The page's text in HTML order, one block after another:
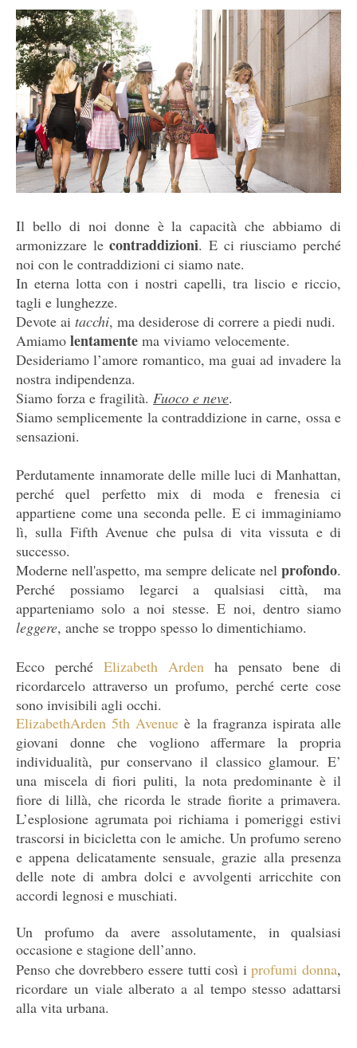
Il bello di noi donne è la capacità che abbiamo di
armonizzare lecontraddizioni. E ci riusciamo perché
noi con le contraddizioni ci siamo nate.
In eterna lotta con i nostri capelli, tra liscio e riccio,
tagli e lunghezze.
Devote ai tacchi, ma desiderose di correre a piedi nudi.
Amiamo lentamente ma viviamo velocemente.
Desideriamo l’amore romantico, ma guai ad invadere la
nostra indipendenza.
Siamo forza e fragilità. Fuoco e neve.
Siamo semplicemente la contraddizione in carne, ossa e
sensazioni.
Perdutamente innamorate delle mille luci di Manhattan,
perché quel perfetto mix di moda e frenesia ci
appartiene come una seconda pelle. E ci immaginiamo
lì, sulla Fifth Avenue che pulsa di vita vissuta e di
successo.
Moderne nell'aspetto, ma sempre delicate nel profondo.
Perché possiamo legarci a qualsiasi città, ma
apparteniamo solo a noi stesse. E noi, dentro siamo
leggere, anche se troppo spesso lo dimentichiamo.
Ecco perché Elizabeth Arden ha pensato bene di
ricordarcelo attraverso un profumo, perché certe cose
sono invisibili agli occhi.
ElizabethArden 5th Avenue è la fragranza ispirata alle
giovani donne che vogliono affermare la propria
individualità, pur conservano il classico glamour. E’
una miscela di fiori puliti, la nota predominante è il
fiore di lillà, che ricorda le strade fiorite a primavera.
L’esplosione agrumata poi richiama i pomeriggi estivi
trascorsi in bicicletta con le amiche. Un profumo sereno
e appena delicatamente sensuale, grazie alla presenza
delle note di ambra dolci e avvolgenti arricchite con
accordi legnosi e muschiati.
Un profumo da avere assolutamente, in qualsiasi
occasione e stagione dell’anno.
Penso che dovrebbero essere tutti così iprofumi donna,
ricordare un viale alberato a al tempo stesso adattarsi
alla vita urbana.